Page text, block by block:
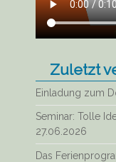
Zuletzt
Einladung zum
Seminar: Tolle
27.06.2026
Das